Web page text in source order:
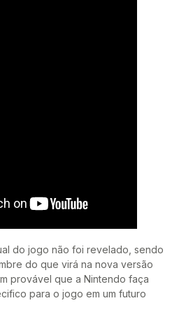
do jogo não foi revelado, sendo
do que virá na nova versão
provável que a Nintendo faça
para o jogo em um futuro